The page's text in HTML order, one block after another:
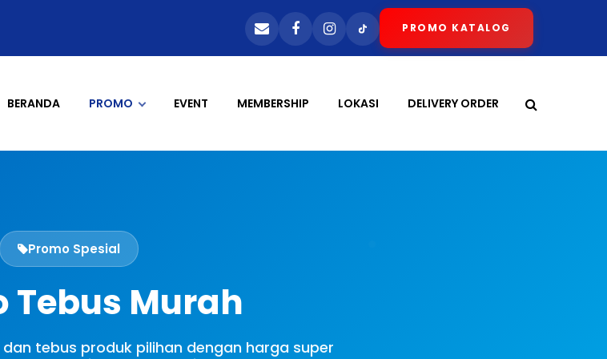
PROMO KATALOG
BERANDA PROMO EVENT MEMBERSHIP LOKASI DELIVERY ORDER
Promo Spesial
Tebus Murah
dan tebus produk pilihan dengan harga super